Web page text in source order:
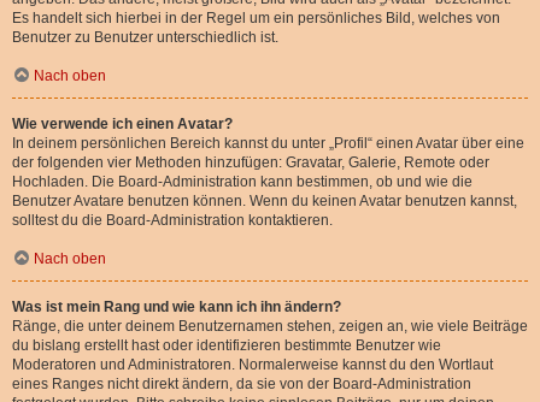
Es handelt sich hierbei in der Regel um ein persönliches Bild, welches von
Benutzer zu Benutzer unterschiedlich ist.
Nach oben
Wie verwende ich einen Avatar?
In deinem persönlichen Bereich kannst du unter „Profil“ einen Avatar über eine
der folgenden vier Methoden hinzufügen: Gravatar, Galerie, Remote oder
Hochladen. Die Board-Administration kann bestimmen, ob und wie die
Benutzer Avatare benutzen können. Wenn du keinen Avatar benutzen kannst,
solltest du die Board-Administration kontaktieren.
Nach oben
Was ist mein Rang und wie kann ich ihn ändern?
Ränge, die unter deinem Benutzernamen stehen, zeigen an, wie viele Beiträge
du bislang erstellt hast oder identifizieren bestimmte Benutzer wie
Moderatoren und Administratoren. Normalerweise kannst du den Wortlaut
eines Ranges nicht direkt ändern, da sie von der Board-Administration